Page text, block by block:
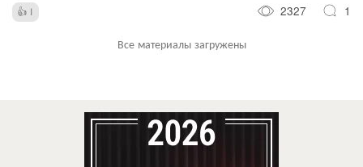
1 2327 1
Все материалы загружены